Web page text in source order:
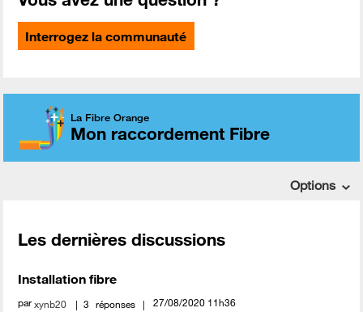
Interrogez la communauté
La Fibre Orange
Mon raccordement Fibre
Options
Les dernières discussions
Installation fibre
parxynb20 3 réponses ‎27/08/2020 11h36